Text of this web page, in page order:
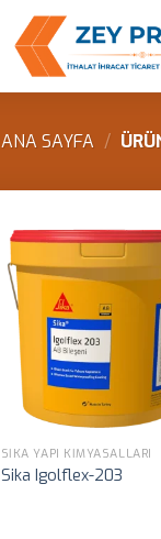
ANA SAYFA /
SIKA YAPI KIMYASALLARI
Sika Igolflex-203